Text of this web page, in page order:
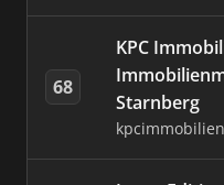
68
KPC
Starnberg